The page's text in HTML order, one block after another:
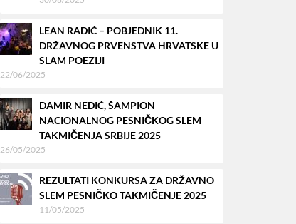
LEAN RADIĆ – POBJEDNIK 11.
DRŽAVNOG PRVENSTVA HRVATSKE U
SLAM POEZIJI
22/06/2025
DAMIR NEDIĆ, ŠAMPION
NACIONALNOG PESNIČKOG SLEM
TAKMIČENJA SRBIJE 2025
26/05/2025
REZULTATI KONKURSA ZA DRŽAVNO
SLEM PESNIČKO TAKMIČENJE 2025
11/05/2025